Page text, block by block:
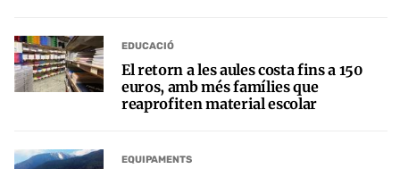
EDUCACIÓ
El retorn a les aules costa fins a 150
euros, amb més famílies que
reaprofiten material escolar
EQUIPAMENTS